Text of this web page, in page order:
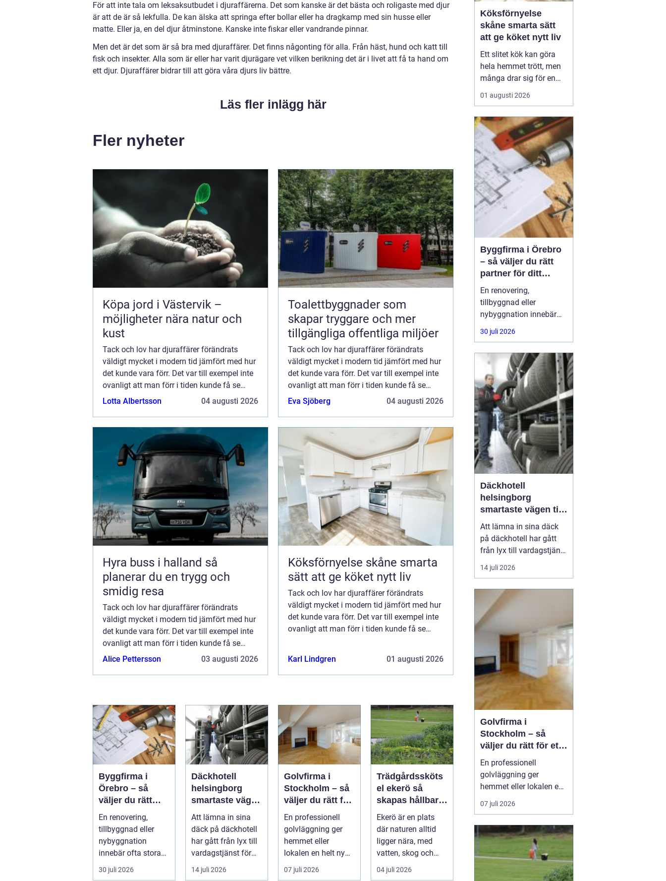
För att inte tala om leksaksutbudet i djuraffärerna. Det som kanske är det bästa och roligaste med djur
är att de är så lekfulla. De kan älska att springa efter bollar eller ha dragkamp med sin husse eller
matte. Eller ja, en del djur åtminstone. Kanske inte fiskar eller vandrande pinnar.
Men det är det som är så bra med djuraffärer. Det finns någonting för alla. Från häst, hund och katt till
fisk och insekter. Alla som är eller har varit djurägare vet vilken berikning det är i livet att få ta hand om
ett djur. Djuraffärer bidrar till att göra våra djurs liv bättre.
Läs fler inlägg här
Fler nyheter
Köpa jord i Västervik –
möjligheter nära natur och
kust
Tack och lov har djuraffärer förändrats
väldigt mycket i modern tid jämfört med hur
det kunde vara förr. Det var till exempel inte
ovanligt att man förr i tiden kunde få se
hundvalpar i skyltfönstret på en djuraffär
Lotta Albertsson 04 augusti 2026
Toalettbyggnader som
skapar tryggare och mer
tillgängliga offentliga miljöer
Tack och lov har djuraffärer förändrats
väldigt mycket i modern tid jämfört med hur
det kunde vara förr. Det var till exempel inte
ovanligt att man förr i tiden kunde få se
hundvalpar i skyltfönstret på en djuraffär
Eva Sjöberg 04 augusti 2026
Hyra buss i halland så
planerar du en trygg och
smidig resa
Tack och lov har djuraffärer förändrats
väldigt mycket i modern tid jämfört med hur
det kunde vara förr. Det var till exempel inte
ovanligt att man förr i tiden kunde få se
hundvalpar i skyltfönstret på en djuraffär
Alice Pettersson 03 augusti 2026
Köksförnyelse skåne smarta
sätt att ge köket nytt liv
Tack och lov har djuraffärer förändrats
väldigt mycket i modern tid jämfört med hur
det kunde vara förr. Det var till exempel inte
ovanligt att man förr i tiden kunde få se
Karl Lindgren 01 augusti 2026
Byggfirma i
Örebro – så
väljer du rätt
partner för ditt
projekt
En renovering,
tillbyggnad eller
nybyggnation
innebär ofta stora
beslut, både
30 juli 2026
Däckhotell
helsingborg
smartaste vägen
till säkra
hjulskift
Att lämna in sina
däck på däckhotell
har gått från lyx till
vardagstjänst för
många bilägare. I
14 juli 2026
Golvfirma i
Stockholm – så
väljer du rätt för
ett hållbart golv
En professionell
golvläggning ger
hemmet eller
lokalen en helt ny
känsla. Rätt
07 juli 2026
Trädgårdssköts
el ekerö så
skapas hållbara
och vackra
utemiljöer året
runt
Ekerö är en plats
där naturen alltid
ligger nära, med
vatten, skog och
villaträdgårdar som
04 juli 2026
Köksförnyelse
skåne smarta sätt
att ge köket nytt liv
Ett slitet kök kan göra
hela hemmet trött, men
många drar sig för en
fullständig renovering.
Det tar tid, kostar mycket
ingrepp. Därför väljer allt
fler att satsa på
köksförnyelse i stället
för att riva ut och bygga
nytt. Med rä...
01 augusti 2026
Byggfirma i Örebro
– så väljer du rätt
partner för ditt
projekt
En renovering,
tillbyggnad eller
nybyggnation innebär
ofta stora beslut, både
ekonomiskt och
privatpersoner och
företag i Örebro ställer
sig samma fråga: hur
hittar man en trygg,
erfaren och
30 juli 2026
Däckhotell
helsingborg
smartaste vägen till
säkra hjulskift
Att lämna in sina däck
på däckhotell har gått
från lyx till vardagstjänst
för många bilägare. I
Helsingborg med
och växlande väder är en
del av livet, blir frågan
enkel: ska däcken ta
plats i förrådet hemma,
eller ska proffs ta h...
14 juli 2026
Golvfirma i
Stockholm – så
väljer du rätt för ett
hållbart golv
En professionell
golvläggning ger
hemmet eller lokalen en
helt ny känsla. Rätt
material, rätt
hantverkare gör
skillnaden mellan ett
golv som håller i fem år
och ett som håller i fle...
07 juli 2026